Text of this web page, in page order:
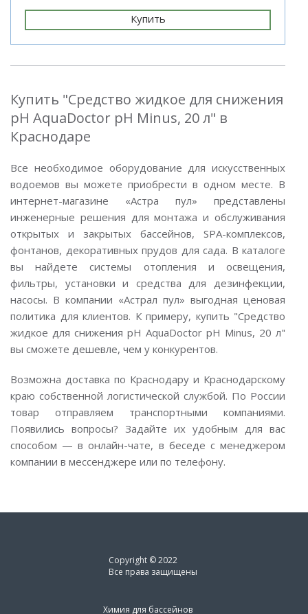
Купить
Купить "Средство жидкое для снижения
pH AquaDoctor pH Minus, 20 л" в
Краснодаре
Все необходимое оборудование для искусственных
водоемов вы можете приобрести в одном месте. В
интернет-магазине «Астра пул» представлены
инженерные решения для монтажа и обслуживания
открытых и закрытых бассейнов, SPA-комплексов,
фонтанов, декоративных прудов для сада. В каталоге
вы найдете системы отопления и освещения,
фильтры, установки и средства для дезинфекции,
насосы. В компании «Астрал пул» выгодная ценовая
политика для клиентов. К примеру, купить "Средство
жидкое для снижения pH AquaDoctor pH Minus, 20 л"
вы сможете дешевле, чем у конкурентов.
Возможна доставка по Краснодару и Краснодарскому
краю собственной логистической службой. По России
товар отправляем транспортными компаниями.
Появились вопросы? Задайте их удобным для вас
способом — в онлайн-чате, в беседе с менеджером
компании в мессенджере или по телефону.
Copyright © 2022
Все права защищены
Химия для бассейнов